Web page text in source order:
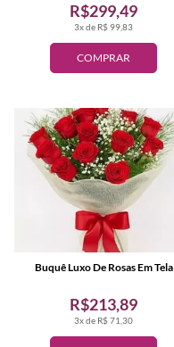
COMPRAR
3x de R$ 99,83
R$299,49
3x de R$ 71,30
R$213,89
Buquê Luxo De Rosas Em Tela